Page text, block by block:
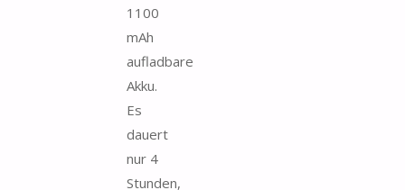
1100
mAh
aufladbare
Akku.
Es
dauert
nur 4
Stunden,